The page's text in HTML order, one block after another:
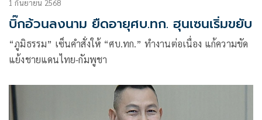
1 กันยายน 2568
บิ๊กอ้วนลงนาม ยืดอายุศบ.ทก. ฮุนเซนเริ่มขยับ
“ภูมิธรรม” เซ็นคำสั่งให้ “ศบ.ทก.” ทำงานต่อเนื่อง แก้ความขัด
แย้งชายแดนไทย-กัมพูชา